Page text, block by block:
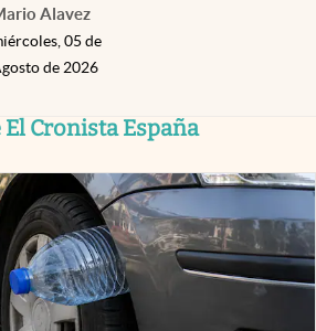
Alavez
05 de
de 2026
Cronista España